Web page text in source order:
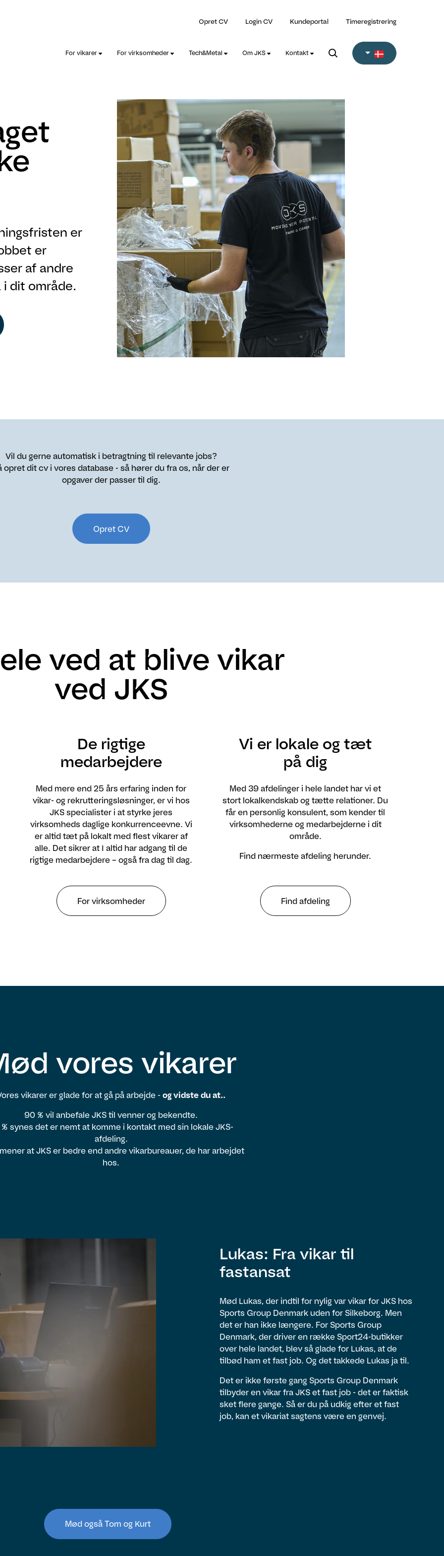
Opret CV Login CV Kundeportal Timeregistrering
For vikarer For virksomheder Tech&Metal Om JKS Kontakt
er
er
af andre
i dit område.
Vil du gerne automatisk i betragtning til relevante jobs?
opret dit cv i vores database - så hører du fra os, når der er
opgaver der passer til dig.
Opret CV
ved at blive vikar
ved JKS
De rigtige
medarbejdere
Med mere end 25 års erfaring inden for
vikar- og rekrutteringsløsninger, er vi hos
JKS specialister i at styrke jeres
virksomheds daglige konkurrenceevne. Vi
er altid tæt på lokalt med flest vikarer af
alle. Det sikrer at I altid har adgang til de
rigtige medarbejdere – også fra dag til dag.
For virksomheder
Vi er lokale og tæt
på dig
Med 39 afdelinger i hele landet har vi et
stort lokalkendskab og tætte relationer. Du
får en personlig konsulent, som kender til
virksomhederne og medarbejderne i dit
område.
Find nærmeste afdeling herunder.
Find afdeling
vores vikarer
vikarer er glade for at gå på arbejde - og vidste du at..
90 % vil anbefale JKS til venner og bekendte.
synes det er nemt at komme i kontakt med sin lokale JKS-
afdeling.
at JKS er bedre end andre vikarbureauer, de har arbejdet
hos.
Lukas: Fra vikar til
fastansat
Mød Lukas, der indtil for nylig var vikar for JKS hos
Sports Group Denmark uden for Silkeborg. Men
det er han ikke længere. For Sports Group
Denmark, der driver en række Sport24-butikker
over hele landet, blev så glade for Lukas, at de
tilbød ham et fast job. Og det takkede Lukas ja til.
Det er ikke første gang Sports Group Denmark
tilbyder en vikar fra JKS et fast job - det er faktisk
sket flere gange. Så er du på udkig efter et fast
job, kan et vikariat sagtens være en genvej.
Mød også Tom og Kurt